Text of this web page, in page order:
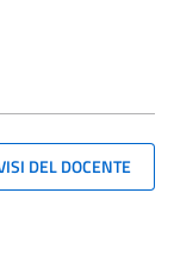
DEL DOCENTE